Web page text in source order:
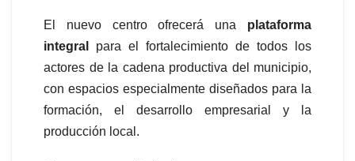
El nuevo centro ofrecerá una plataforma
integral
para el fortalecimiento de todos los
actores de la cadena productiva del municipio,
con espacios especialmente diseñados para la
formación, el desarrollo empresarial y la
producción local.